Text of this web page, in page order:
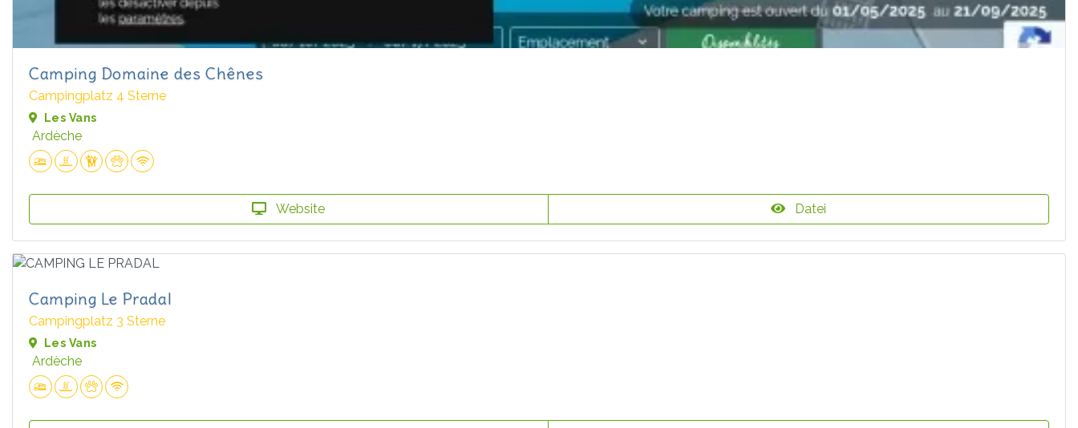
Camping Domaine des Chênes
Campingplatz 4 Sterne
Les Vans
Ardèche
Website Datei
Camping Le Pradal
Campingplatz 3 Sterne
Les Vans
Ardèche